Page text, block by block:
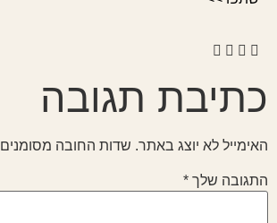
כתיבת תגובה
האימייל לא יוצג באתר. שדות החובה מסומנים
התגובה שלך *